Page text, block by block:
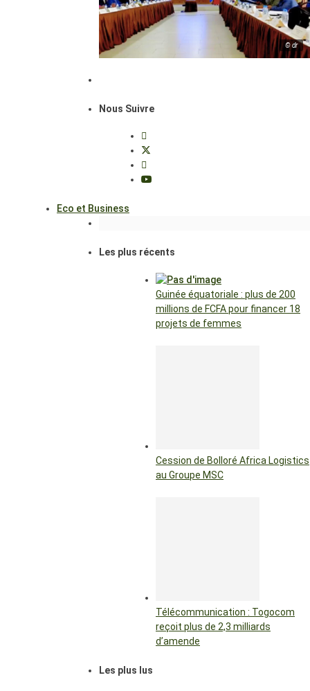
© dr
Nous Suivre
Eco et Business
Les plus récents
Guinée équatoriale : plus de 200
millions de FCFA pour financer 18
projets de femmes
Cession de Bolloré Africa Logistics
au Groupe MSC
Télécommunication : Togocom
reçoit plus de 2,3 milliards
d’amende
Les plus lus